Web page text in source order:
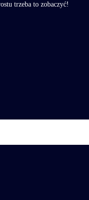
trzeba to zobaczyć!